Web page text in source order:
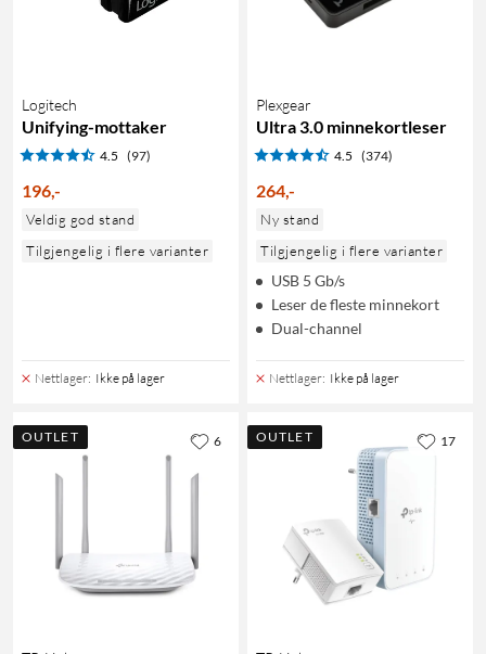
Logitech
Unifying-mottaker
4.5 (97)
196,-
Veldig god stand
Tilgjengelig i flere varianter
Nettlager: Ikke på lager
Plexgear
Ultra 3.0 minnekortleser
4.5 (374)
264,-
Ny stand
Tilgjengelig i flere varianter
USB 5 Gb/s
Leser de fleste minnekort
Dual-channel
Nettlager: Ikke på lager
OUTLET 6 OUTLET 17